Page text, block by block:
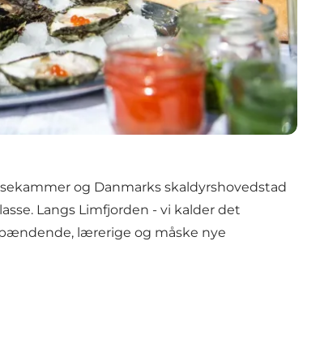
og Danmarks skaldyrshovedstad
Langs Limfjorden - vi kalder det
lærerige og måske nye